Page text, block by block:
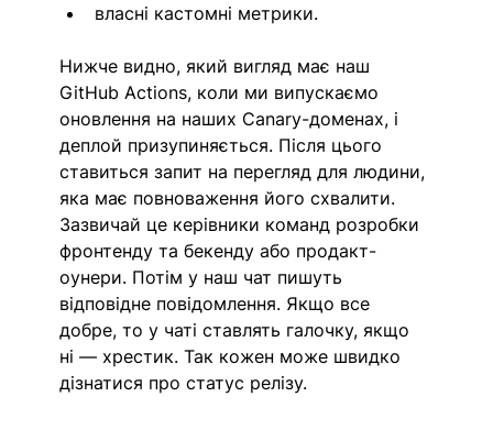
власні кастомні метрики.
Нижче видно, який вигляд має наш
GitHub Actions, коли ми випускаємо
оновлення на наших Canary-доменах, і
деплой призупиняється. Після цього
ставиться запит на перегляд для людини,
яка має повноваження його схвалити.
Зазвичай це керівники команд розробки
фронтенду та бекенду або продакт-
оунери. Потім у наш чат пишуть
відповідне повідомлення. Якщо все
добре, то у чаті ставлять галочку, якщо
ні — хрестик. Так кожен може швидко
дізнатися про статус релізу.